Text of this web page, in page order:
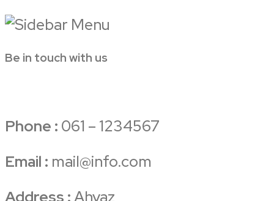
Be in touch with us
Phone : 061 – 1234567
Email : mail@info.com